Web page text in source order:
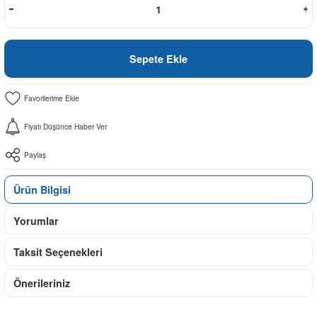
Sepete Ekle
Fiyatı Düşünce Haber Ver
Paylaş
Ürün Bilgisi
Yorumlar
Taksit Seçenekleri
Önerileriniz